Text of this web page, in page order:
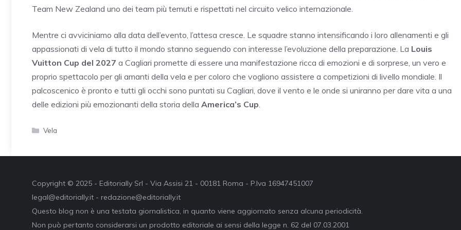
Team New Zealand uno dei team più temuti e rispettati nel circuito velico internazionale.
Mentre ci avviciniamo alla data dell’evento, l’attesa cresce. Le squadre stanno intensificando i loro allenamenti e gli
appassionati di vela di tutto il mondo stanno seguendo con interesse l’evoluzione della preparazione. La Louis
Vuitton Cup del 2027 a Cagliari promette di essere una manifestazione ricca di emozioni e di sorprese, un vero e
proprio spettacolo per gli amanti della vela e per coloro che vogliono assistere a competizioni di livello mondiale. Il
palcoscenico è pronto e tutti gli occhi sono puntati su Cagliari, dove il vento e le onde si uniranno per dare vita a una
delle edizioni più emozionanti della storia della America’s Cup
Categorie
Vela
Copyright © 2025 - Editorially Srl - Via Assisi 21 - 00181 Roma - P.Iva 16947451007
legal@editorially.it - redazione@editorially.it
Questo blog non è una testata giornalistica, in quanto viene aggiornato senza alcuna periodicità.
Non può pertanto considerarsi un prodotto editoriale ai sensi della legge n. 62 del 07.03.2001